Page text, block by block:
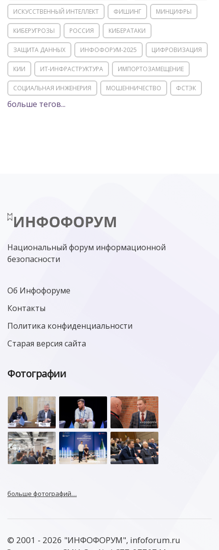
ИСКУССТВЕННЫЙ ИНТЕЛЛЕКТ ФИШИНГ МИНЦИФРЫ
КИБЕРУГРОЗЫ РОССИЯ КИБЕРАТАКИ
ЗАЩИТА ДАННЫХ ИНФОФОРУМ-2025 ЦИФРОВИЗАЦИЯ
КИИ ИТ-ИНФРАСТРУКТУРА ИМПОРТОЗАМЕЩЕНИЕ
СОЦИАЛЬНАЯ ИНЖЕНЕРИЯ МОШЕННИЧЕСТВО ФСТЭК
POSITIVE TECHNOLOGIES
МИНЦИФРЫ РОССИИ NGFW
больше тегов...
Национальный форум информационной
безопасности
Об Инфофоруме
Контакты
Политика конфиденциальности
Старая версия сайта
Фотографии
больше фотографий…
© 2001 - 2026 "ИНФОФОРУМ", infoforum.ru